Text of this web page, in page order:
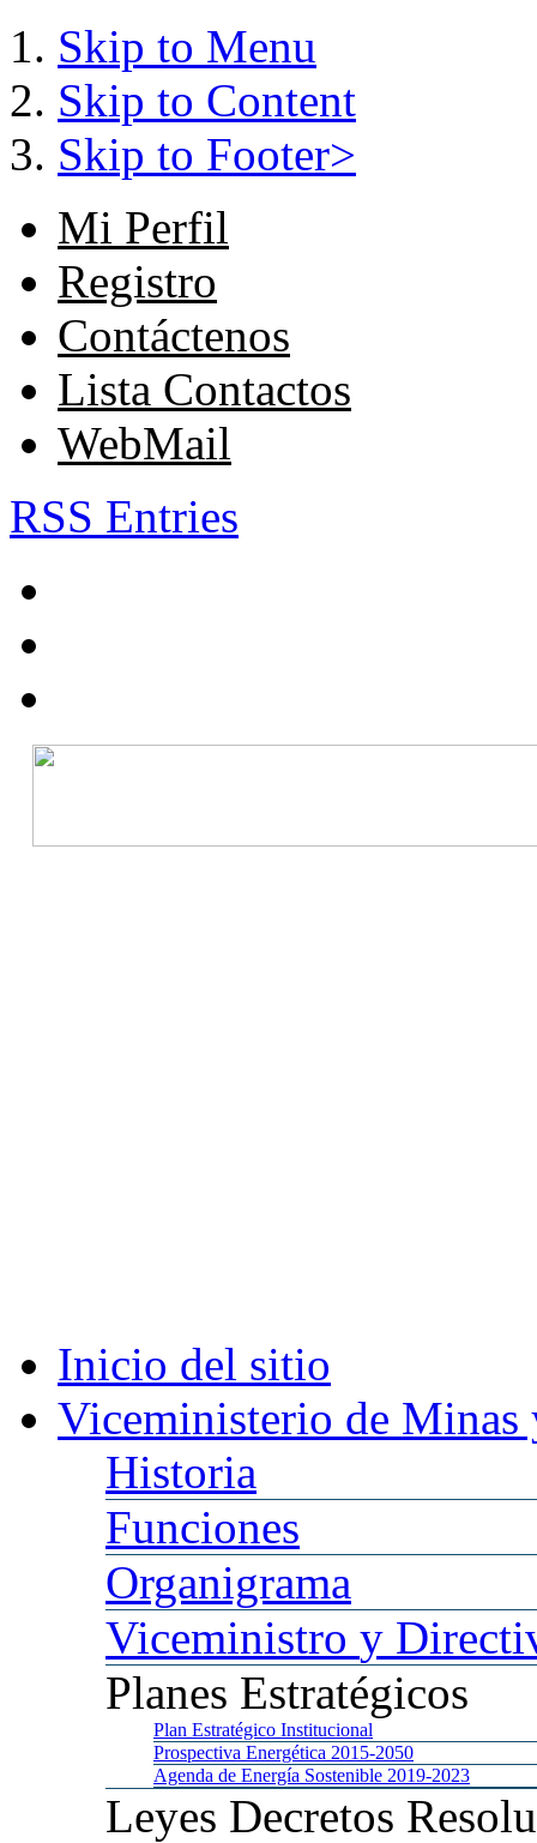
Skip to Menu
Skip to Content
Skip to Footer>
Mi Perfil
Registro
Contáctenos
Lista Contactos
WebMail
RSS Entries
Inicio del sitio
Viceministerio de Minas
Historia
Funciones
Organigrama
Viceministro y
Planes Estratégicos
Plan Estratégico Institucional
Prospectiva Energética 2015-2050
Agenda de Energía Sostenible 2019-2023
Leyes Decretos